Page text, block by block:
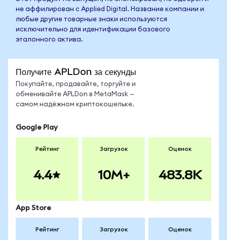
не аффилирован с Applied Digital. Название компании и
любые другие товарные знаки используются
исключительно для идентификации базового
эталонного актива.
Получите APLDon за секунды
Покупайте, продавайте, торгуйте и
обменивайте APLDon в MetaMask —
самом надёжном криптокошельке.
Google Play
Рейтинг
4.4
Загрузок
10M+
Оценок
483.8K
App Store
Рейтинг Загрузок Оценок